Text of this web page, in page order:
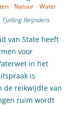
· Natuur · Water
Tjalling Reijnders
van State heeft
voor
in het
is
de reikwijdte van
ruim wordt